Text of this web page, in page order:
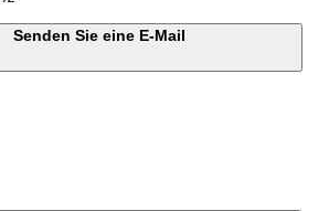
Senden Sie eine E-Mail